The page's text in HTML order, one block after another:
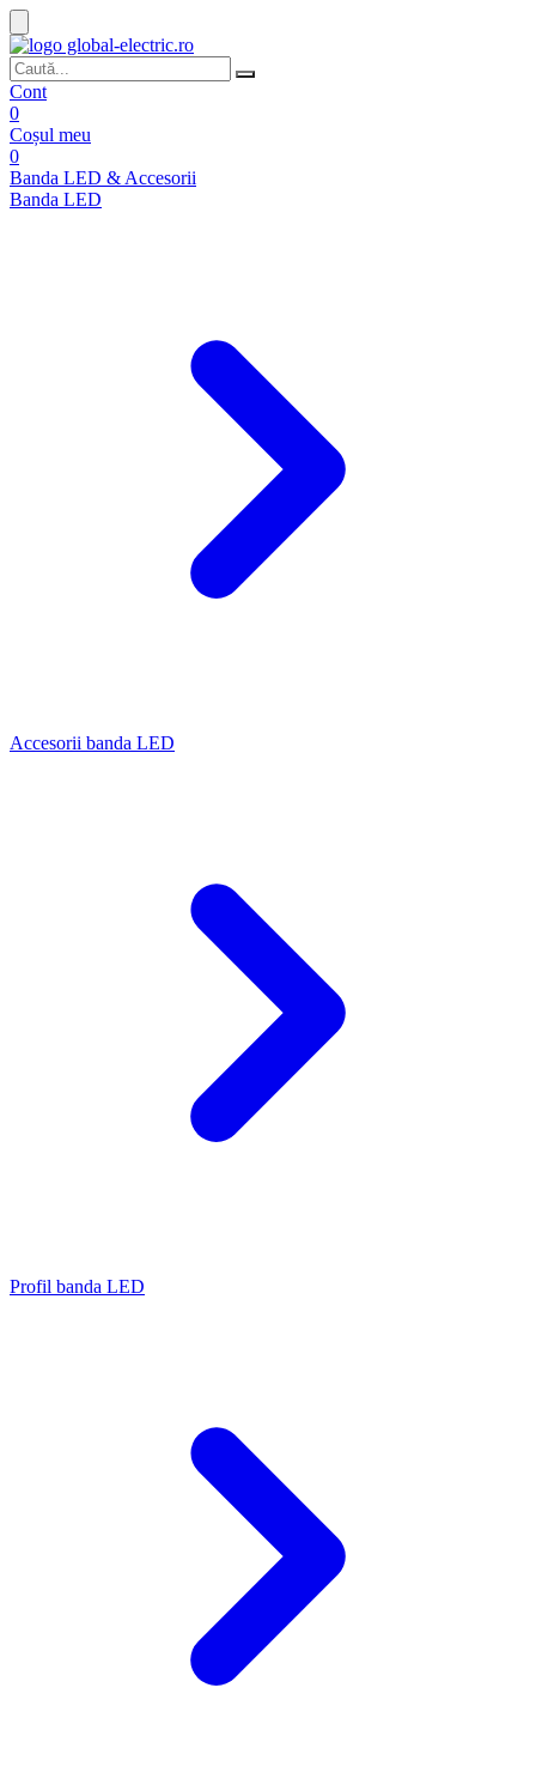
Cont
0
Coșul meu
0
Banda LED & Accesorii
Banda LED
Accesorii banda LED
Profil banda LED